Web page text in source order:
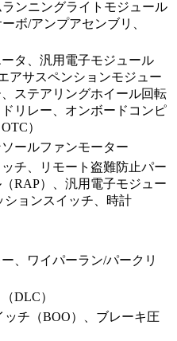
ランニングライトモジュール
ボ/アンプアセンブリ、
タ、汎用電子モジュール
アサスペンションモジュー
ステアリングホイール回転
リレー、オンボードコンピ
）
ールファンモーター
チ、リモート盗難防止パー
RAP）、汎用電子モジュー
ションスイッチ、時計
、ワイパーラン/パークリ
DLC）
ッチ（BOO）、ブレーキ圧